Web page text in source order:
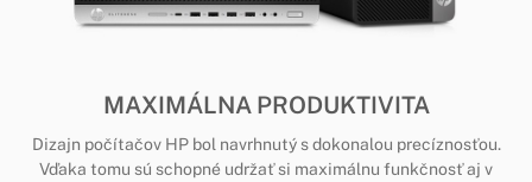
MAXIMÁLNA PRODUKTIVITA
Dizajn počítačov HP bol navrhnutý s dokonalou precíznosťou.
Vďaka tomu sú schopné udržať si maximálnu funkčnosť aj v